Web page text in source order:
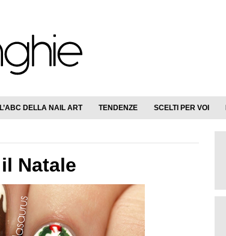
L’ABC DELLA NAIL ART TENDENZE SCELTI PER VOI
Natale